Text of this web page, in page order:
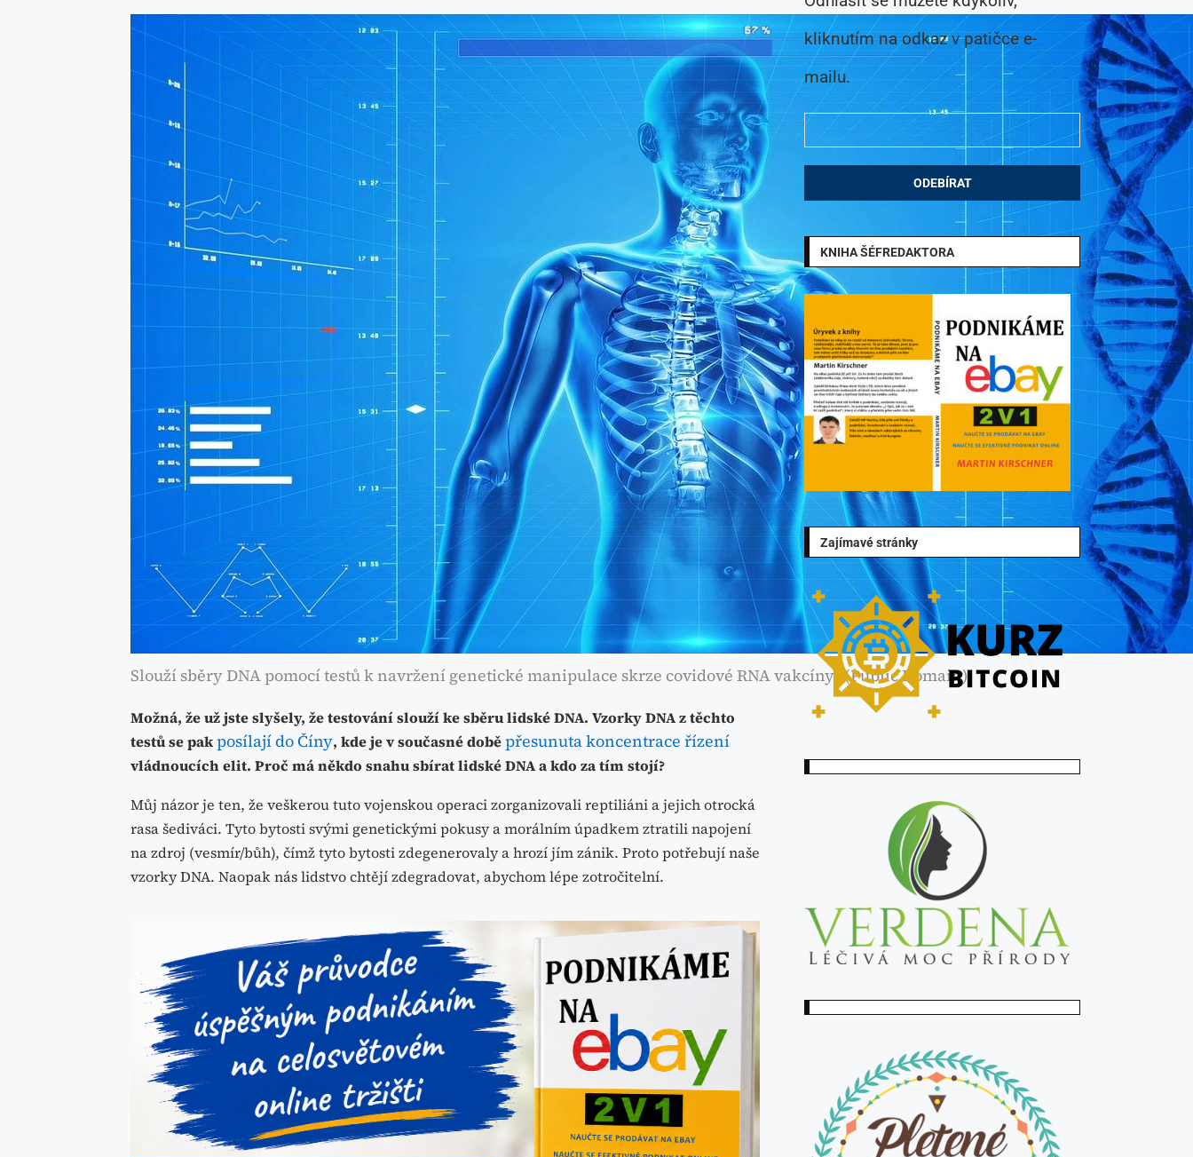
Slouží sběry DNA pomocí testů k navržení genetické manipulace skrze covidové RNA vakcíny? (Public Domain)
Možná, že už jste slyšely, že testování slouží ke sběru lidské DNA. Vzorky DNA z těchto
testů se pakposílají do Číny, kde je v současné doběpřesunuta koncentrace řízení
vládnoucích elit. Proč má někdo snahu sbírat lidské DNA a kdo za tím stojí?
Můj názor je ten, že veškerou tuto vojenskou operaci zorganizovali reptiliáni a jejich otrocká
rasa šediváci. Tyto bytosti svými genetickými pokusy a morálním úpadkem ztratili napojení
na zdroj (vesmír/bůh), čímž tyto bytosti zdegenerovaly a hrozí jím zánik. Proto potřebují naše
vzorky DNA. Naopak nás lidstvo chtějí zdegradovat, abychom lépe zotročitelní.
kliknutím na odkaz v patičce e-
mailu.
KNIHA ŠÉFREDAKTORA
Zajímavé stránky